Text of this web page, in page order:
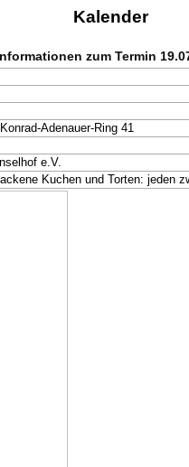
Kalender
zum Termin
Adenauer-Ring 41
e.V.
Kuchen und Torten: jeden